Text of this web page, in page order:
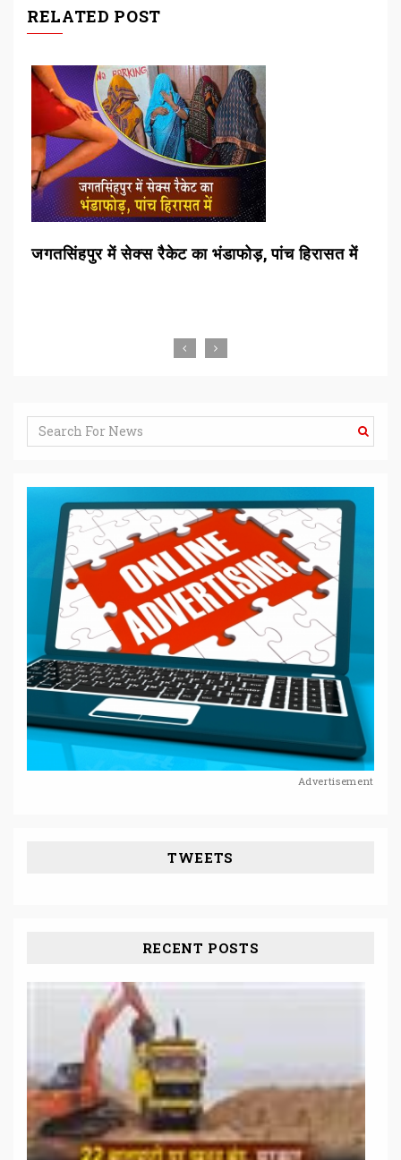
RELATED POST
जगतसिंहपुर में सेक्स रैकेट का भंडाफोड़, पांच हिरासत में
Advertisement
TWEETS
RECENT POSTS